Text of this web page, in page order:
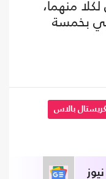
منهما،
بخمسة
كريستال بالاس